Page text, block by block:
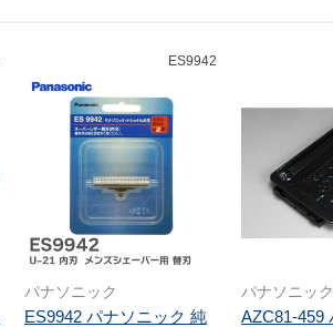
ES9942
パナソニック
ES9942 パナソニック 純
パナソニック
AZC81-459